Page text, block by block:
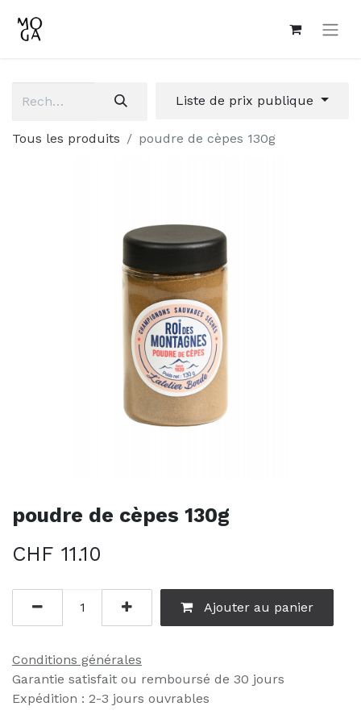
Liste de prix publique
Tous les produits poudre de cèpes 130g
poudre de cèpes 130g
CHF 11.10
Ajouter au panier
Conditions générales
Garantie satisfait ou remboursé de 30 jours
Expédition : 2-3 jours ouvrables